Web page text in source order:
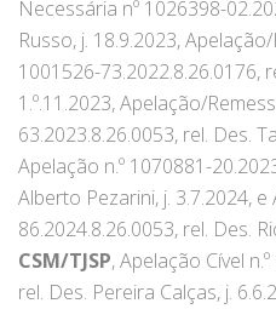
Necessária nº 1026398-
Russo, j. 18.9.2023,
1001526-73.2022.8.26.0176,
1.º.11.2023, Apelação/
63.2023.8.26.0053, rel. Des.
Apelação n.º 1070881-
Alberto Pezarini, j. 3.7.2024,
86.2024.8.26.0053, rel. Des.
CSM/TJSP, Apelação Cível
rel. Des. Pereira Calças, j.